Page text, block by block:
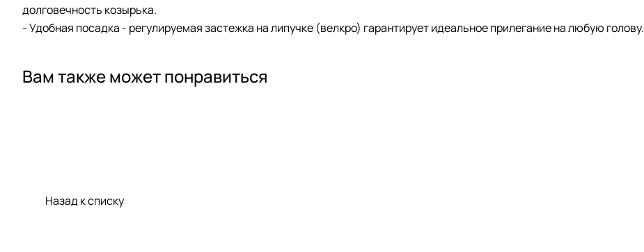
долговечность козырька.
- Удобная посадка - регулируемая застежка на липучке (велкро) гарантирует идеальное прилегание на любую голову.
Вам также может понравиться
Назад к списку